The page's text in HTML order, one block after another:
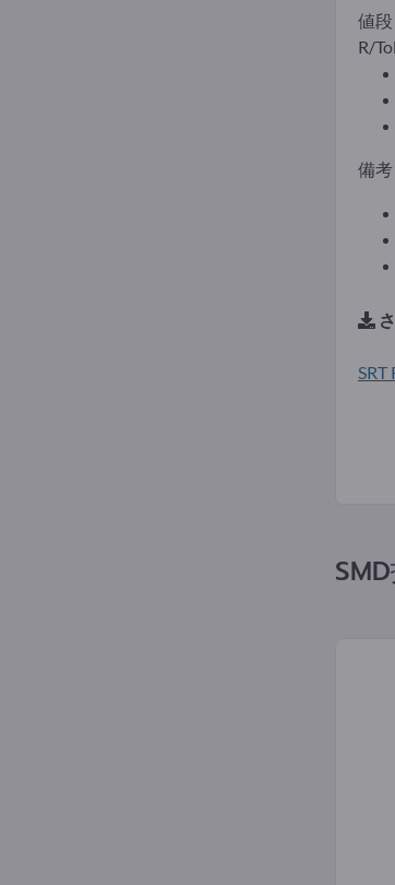
値段
R/
備考